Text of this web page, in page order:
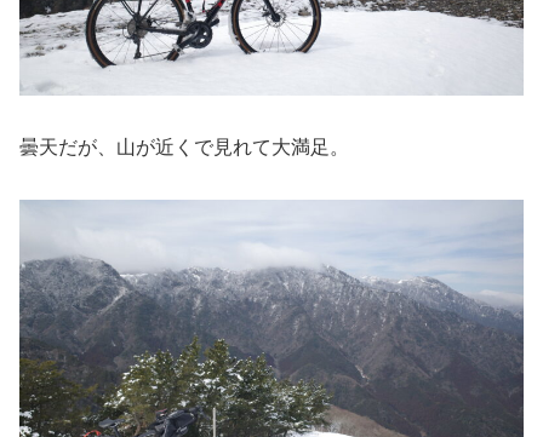
曇天だが、山が近くで見れて大満足。